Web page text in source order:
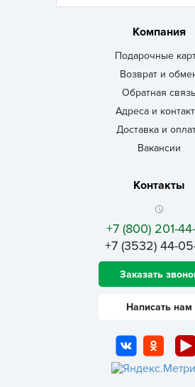
Компания
Подарочные
Возврат и
Обратная связь
Адреса и
Доставка и
Вакансии
Контакты
+7 (800) 201-
+7 (3532) 44-
Заказать
Написать нам